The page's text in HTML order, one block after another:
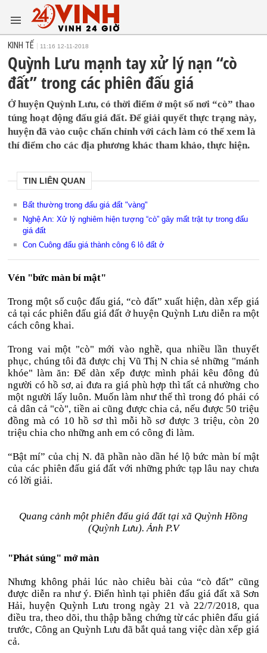
KINH TẾ 11:16 12-11-2018
Quỳnh Lưu mạnh tay xử lý nạn “cò
đất” trong các phiên đấu giá
Ở huyện Quỳnh Lưu, có thời điểm ở một số nơi “cò” thao
túng hoạt động đấu giá đất. Để giải quyết thực trạng này,
huyện đã vào cuộc chấn chỉnh với cách làm có thể xem là
thí điểm cho các địa phương khác tham khảo, thực hiện.
TIN LIÊN QUAN
Bất thường trong đấu giá đất "vàng"
Nghệ An: Xử lý nghiêm hiện tượng “cò” gây mất trật tự trong đấu
giá đất
Con Cuông đấu giá thành công 6 lô đất ở
Vén "bức màn bí mật"
Trong một số cuộc đấu giá, “cò đất” xuất hiện, dàn xếp giá
cả tại các phiên đấu giá đất ở huyện Quỳnh Lưu diễn ra một
cách công khai.
Trong vai một "cò" mới vào nghề, qua nhiều lần thuyết
phục, chúng tôi đã được chị Vũ Thị N chia sẻ những "mánh
khóe" làm ăn: Để dàn xếp được mình phải kêu đông đủ
người có hồ sơ, ai đưa ra giá phù hợp thì tất cả nhường cho
một người lấy luôn. Muốn làm như thế thì trong đó phải có
cả dân cả "cò", tiền ai cũng được chia cả, nếu được 50 triệu
đồng mà có 10 hồ sơ thì mỗi hồ sơ được 3 triệu, còn 20
triệu chia cho những anh em có công đi làm.
“Bật mí” của chị N. đã phần nào dần hé lộ bức màn bí mật
của các phiên đấu giá đất với những phức tạp lâu nay chưa
có lời giải.
Quang cảnh một phiên đấu giá đất tại xã Quỳnh Hồng
(Quỳnh Lưu). Ảnh P.V
"Phát súng" mở màn
Nhưng không phải lúc nào chiêu bài của “cò đất” cũng
được diễn ra như ý. Điển hình tại phiên đấu giá đất xã Sơn
Hải, huyện Quỳnh Lưu trong ngày 21 và 22/7/2018, qua
điều tra, theo dõi, thu thập bằng chứng từ các phiên đấu giá
trước, Công an Quỳnh Lưu đã bắt quả tang việc dàn xếp giá
cả.